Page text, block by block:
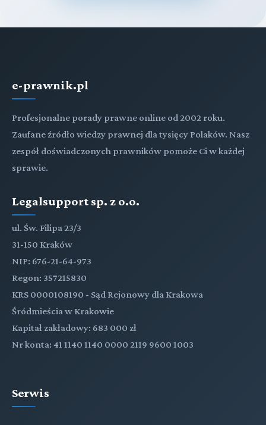
e-prawnik.pl
Profesjonalne porady prawne online od 2002 roku.
Zaufane źródło wiedzy prawnej dla tysięcy Polaków. Nasz
zespół doświadczonych prawników pomoże Ci w każdej
sprawie.
Legalsupport sp. z o.o.
ul. Św. Filipa 23/3
31-150 Kraków
NIP: 676-21-64-973
Regon: 357215830
KRS 0000108190 - Sąd Rejonowy dla Krakowa
Śródmieścia w Krakowie
Kapitał zakładowy: 683 000 zł
Nr konta: 41 1140 1140 0000 2119 9600 1003
Serwis